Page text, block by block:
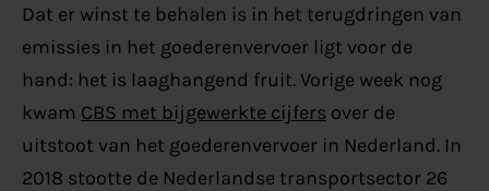
Dat er winst te behalen is in het terugdringen van
emissies in het goederenvervoer ligt voor de
hand: het is laaghangend fruit. Vorige week nog
kwam CBS met bijgewerkte cijfers over de
uitstoot van het goederenvervoer in Nederland. In
2018 stootte de Nederlandse transportsector 26